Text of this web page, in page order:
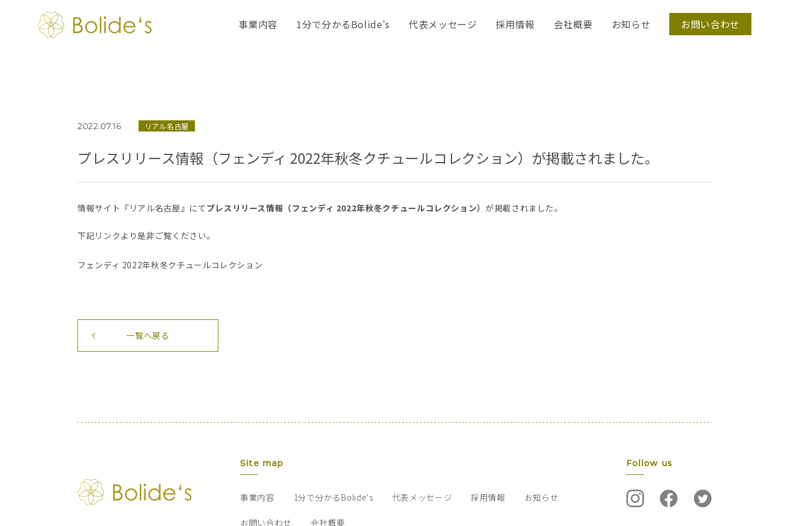
事業内容 1分で分かるBolide‘s 代表メッセージ 採用情報 会社概要 お知らせ お問い合わせ
2022.07.16 リアル名古屋
プレスリリース情報（フェンディ 2022年秋冬クチュールコレクション）が掲載されました。
情報サイト『リアル名古屋』にて プレスリリース情報（フェンディ 2022年秋冬クチュールコレクション）が掲載されました。
下記リンクより是非ご覧ください。
フェンディ 2022年秋冬クチュールコレクション
一覧へ戻る
Site map
事業内容 1分で分かるBolide‘s 代表メッセージ 採用情報 お知らせ
お問い合わせ 会社概要
Follow us